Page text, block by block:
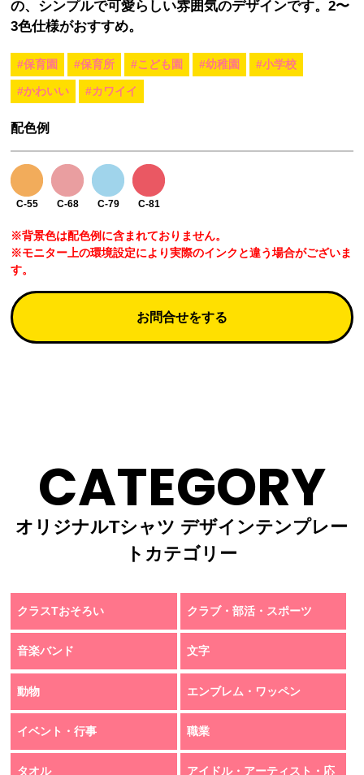
の、シンプルで可愛らしい雰囲気のデザインです。2〜
3色仕様がおすすめ。
#保育園 #保育所 #こども園 #幼稚園 #小学校
#かわいい #カワイイ
配色例
C-55 C-68 C-79 C-81
※背景色は配色例に含まれておりません。
※モニター上の環境設定により実際のインクと違う場合がございま
す。
お問合せをする
CATEGORY
オリジナルTシャツ デザインテンプレー
トカテゴリー
クラスTおそろい クラブ・部活・スポーツ
音楽バンド 文字
動物 エンブレム・ワッペン
イベント・行事 職業
タオル
アイドル・アーティスト・応